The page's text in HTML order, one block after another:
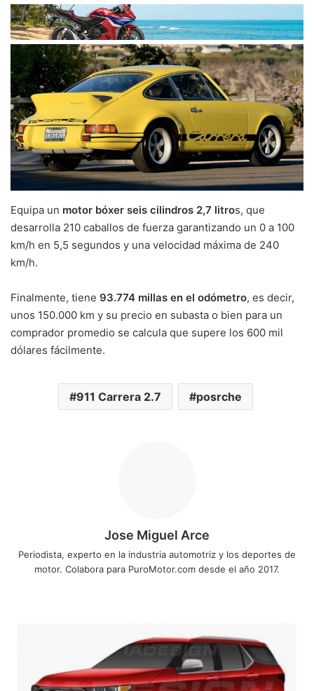
Equipa un motor bóxer seis cilindros 2,7 litros, que
desarrolla 210 caballos de fuerza garantizando un 0 a 100
km/h en 5,5 segundos y una velocidad máxima de 240
km/h.
Finalmente, tiene 93.774 millas en el odómetro, es decir,
unos 150.000 km y su precio en subasta o bien para un
comprador promedio se calcula que supere los 600 mil
dólares fácilmente.
911 Carrera 2.7 posrche
Jose Miguel Arce
Periodista, experto en la industria automotriz y los deportes de
motor. Colabora para PuroMotor.com desde el año 2017.
Toyota